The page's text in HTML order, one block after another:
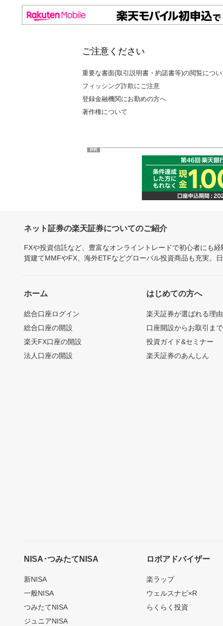
ご注意ください
重要な書面(取引説明書・約諾書等)の閲覧につ
フィッシング詐欺にご注意
登録金融機関にお勤めの方へ
著作権について
PR
ネット証券の楽天証券についてのご紹介
FXや投資信託など、豊富なオンライントレードで初心者にも
貨建てMMFやFX、海外ETFなどグローバル投資商品も充実。
ホーム
総合口座ログイン
総合口座の開設
楽天FX口座の開設
法人口座の開設
はじめての方へ
楽天証券が選ばれる理由
口座開設からお取引ま
投資ガイド&セミナー
楽天証券のあんしん
NISA･つみたてNISA
新NISA
一般NISA
つみたてNISA
ジュニアNISA
ロボアドバイザー
楽ラップ
ウェルスナビ×R
らくらく投資